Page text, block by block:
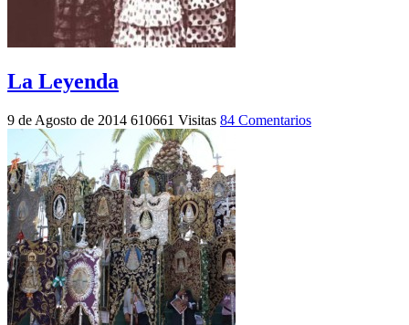
La Leyenda
9 de Agosto de 2014 610661 Visitas 84 Comentarios